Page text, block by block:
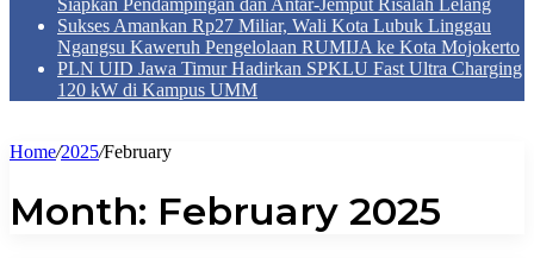
Siapkan Pendampingan dan Antar-Jemput Risalah Lelang
Sukses Amankan Rp27 Miliar, Wali Kota Lubuk Linggau
Ngangsu Kaweruh Pengelolaan RUMIJA ke Kota Mojokerto
PLN UID Jawa Timur Hadirkan SPKLU Fast Ultra Charging
120 kW di Kampus UMM
Home/2025/February
Month: February 2025